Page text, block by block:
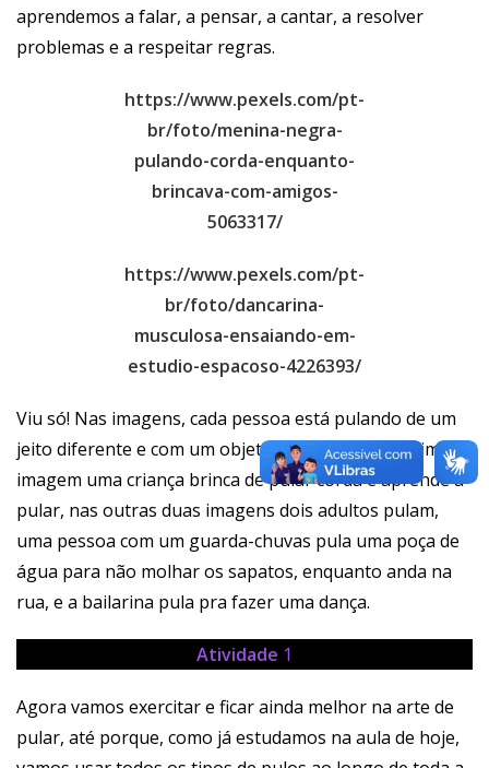
aprendemos a falar, a pensar, a cantar, a resolver
problemas e a respeitar regras.
https://www.pexels.com/pt-
br/foto/menina-negra-
pulando-corda-enquanto-
brincava-com-amigos-
5063317/
https://www.pexels.com/pt-
br/foto/dancarina-
musculosa-ensaiando-em-
estudio-espacoso-4226393/
Viu só! Nas imagens, cada pessoa está pulando de um
jeito diferente e com um objetivo diferente. Na primeira
imagem uma criança brinca de pular corda e aprende a
pular, nas outras duas imagens dois adultos pulam,
uma pessoa com um guarda-chuvas pula uma poça de
água para não molhar os sapatos, enquanto anda na
rua, e a bailarina pula pra fazer uma dança.
Atividade 1
Agora vamos exercitar e ficar ainda melhor na arte de
pular, até porque, como já estudamos na aula de hoje,